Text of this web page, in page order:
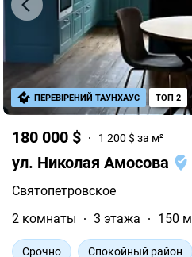
180 000 $ 1 200 $ за м²
ул. Николая Амосова
Святопетровское
2 комнаты
3 этажа 150
Срочно Спокойный район
ПЕРЕВІРЕНИЙ ТАУНХАУС ТОП 2